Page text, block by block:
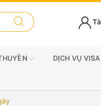
DỊCH VỤ VISA